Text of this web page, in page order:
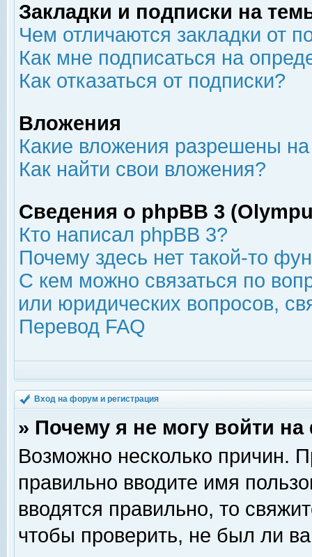
Закладки и подписки на
Чем отличаются закладки от
Как мне подписаться на
Как отказаться от подписки?
Вложения
Какие вложения разрешены
Как найти свои вложения?
Сведения о phpBB 3
Кто написал phpBB 3?
Почему здесь нет такой-то
С кем можно связаться по
или юридических вопросов,
Перевод FAQ
Вход на форум и регистрация
» Почему я не могу войти
Возможно несколько причин.
правильно вводите имя
вводятся правильно, то
чтобы проверить, не был ли